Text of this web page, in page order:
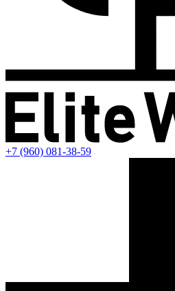
+7 (960) 081-38-59